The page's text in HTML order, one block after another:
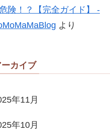
険！？【完全ガイド】 -
より
ーカイブ
年11月
年10月